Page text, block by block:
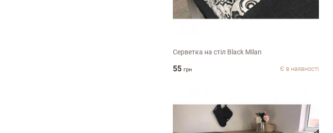
35х45см
Серветка на стіл Black Milan
55 грн Є в наявності